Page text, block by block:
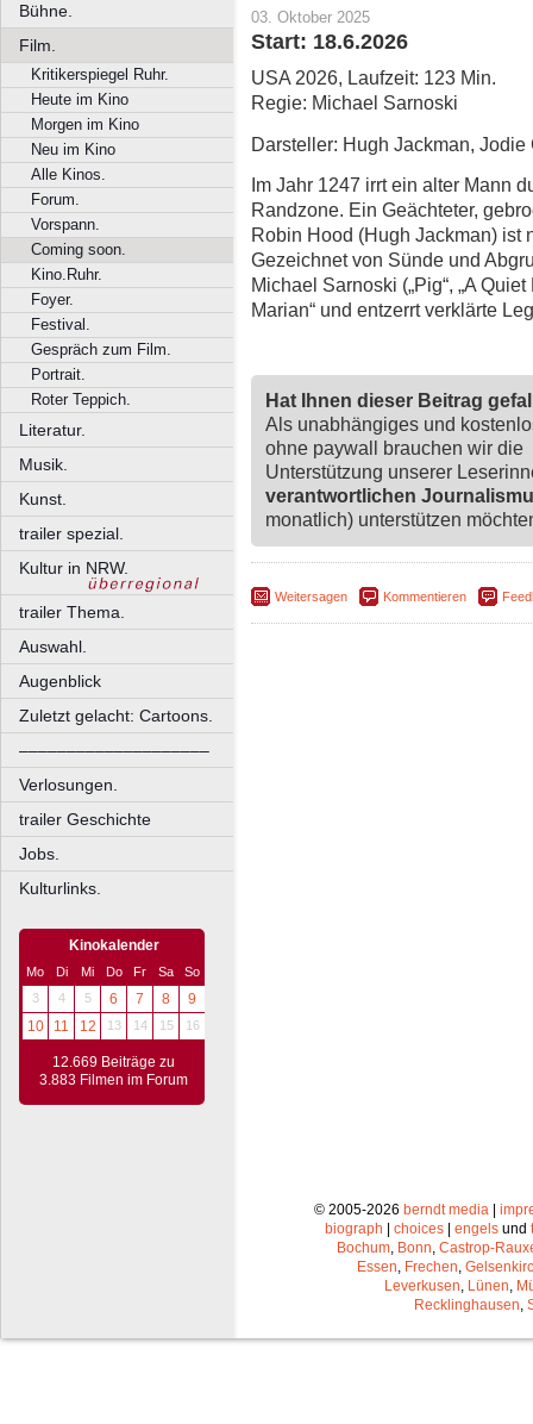
Bühne.
Film.
Kritikerspiegel Ruhr.
Heute im Kino
Morgen im Kino
Neu im Kino
Alle Kinos.
Forum.
Vorspann.
Coming soon.
Kino.Ruhr.
Foyer.
Festival.
Gespräch zum Film.
Portrait.
Roter Teppich.
Literatur.
Musik.
Kunst.
trailer spezial.
Kultur in NRW.
trailer Thema.
Auswahl.
Augenblick
Zuletzt gelacht: Cartoons.
––––––––––––––––––––
Verlosungen.
trailer Geschichte
Jobs.
Kulturlinks.
Kinokalender
Mo Di Mi Do Fr Sa
So
3
4 5 6 7 8
9
10
11 12 13 14 15 16
12.669 Beiträge zu
3.883 Filmen im Forum
03. Oktober 2025
Start: 18.6.2026
USA 2026, Laufzeit: 123 Min.
Regie: Michael Sarnoski
Darsteller: Hugh Jackman,
Im Jahr 1247 irrt ein alter Mann
Randzone. Ein Geächteter,
Robin Hood (Hugh Jackman) ist
Gezeichnet von Sünde und
Michael Sarnoski („Pig“, „A
Marian“ und entzerrt verklärte
Hat Ihnen dieser Beitrag
Als unabhängiges und
ohne paywall brauchen wir die
Unterstützung unserer
verantwortlichen
monatlich) unterstützen
Weitersagen Kommentieren
© 2005-2026 berndt media|
biograph
choices engels und
Bochum, Bonn, Castrop-
Essen, Frechen,
Leverkusen, Lünen,
Recklinghausen,